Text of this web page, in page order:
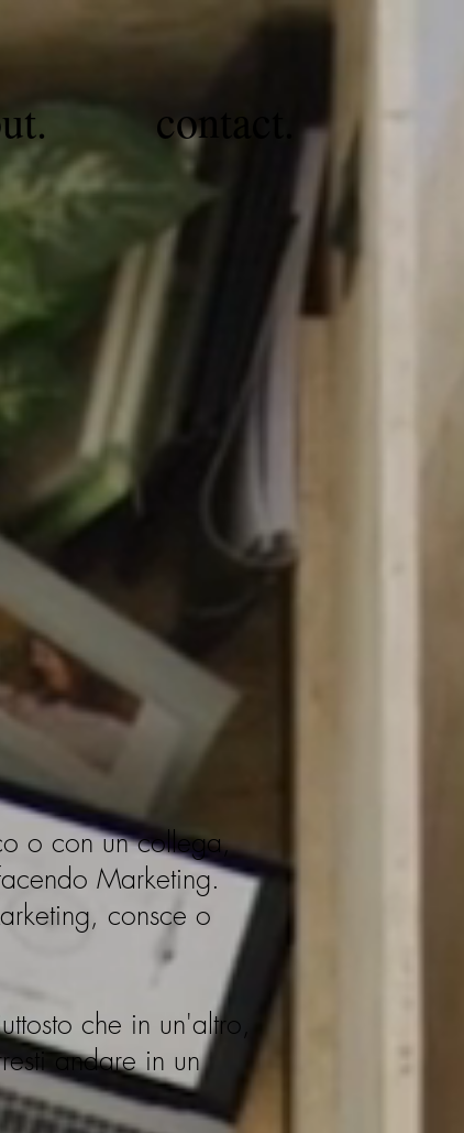
contact.
o con un collega,
Marketing.
consce o
che in un'altro,
andare in un